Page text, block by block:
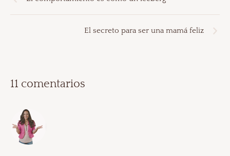
El secreto para ser una mamá feliz
11 comentarios